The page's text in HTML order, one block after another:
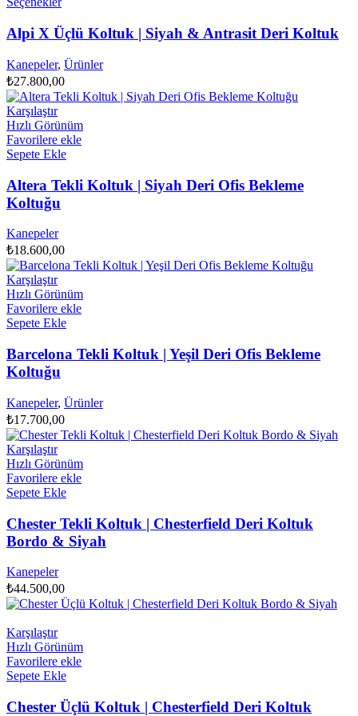
birden
fazla
varyasyonu
var.
Seçenekler
ürün
seçilebilir
Alpi X Üçlü Koltuk | Siyah & Antrasit Deri Koltuk
Kanepeler, Ürünler
₺27.800,00
Karşılaştır
Hızlı Görünüm
Favorilere ekle
Sepete Ekle
Altera Tekli Koltuk | Siyah Deri Ofis Bekleme
Koltuğu
Kanepeler
₺18.600,00
Karşılaştır
Hızlı Görünüm
Favorilere ekle
Sepete Ekle
Barcelona Tekli Koltuk | Yeşil Deri Ofis Bekleme
Koltuğu
Kanepeler, Ürünler
₺17.700,00
Karşılaştır
Hızlı Görünüm
Favorilere ekle
Sepete Ekle
Chester Tekli Koltuk | Chesterfield Deri Koltuk
Bordo & Siyah
Kanepeler
₺44.500,00
Karşılaştır
Hızlı Görünüm
Favorilere ekle
Sepete Ekle
Chester Üçlü Koltuk | Chesterfield Deri Koltuk